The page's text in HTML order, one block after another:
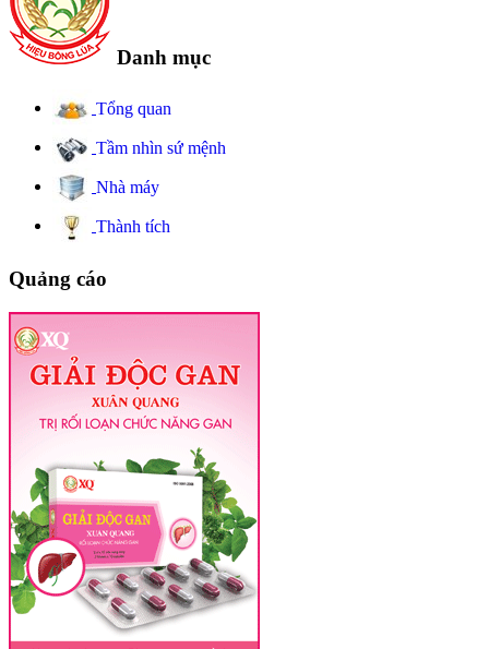
Danh mục
Tổng quan
Tầm nhìn sứ mệnh
Nhà máy
Thành tích
Quảng cáo